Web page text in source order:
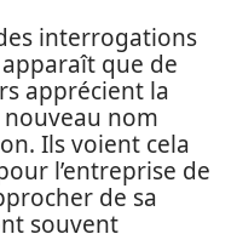
interrogations
que de
apprécient la
nom
Ils voient cela
l’entreprise de
de sa
souvent